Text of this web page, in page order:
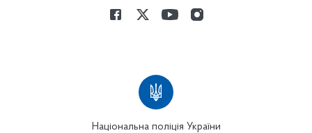
Національна поліція України